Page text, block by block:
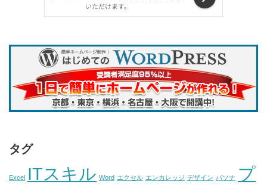
タグ
Excel ITスキル Word エクセル エンカレッジ デザイン パソナ プ